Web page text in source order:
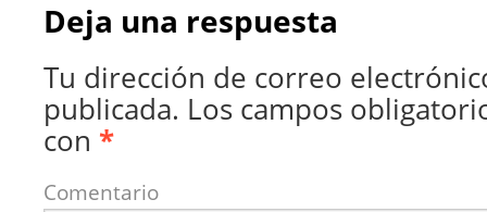
Deja una respuesta
Tu dirección de correo
publicada. Los campos
con *
Comentario